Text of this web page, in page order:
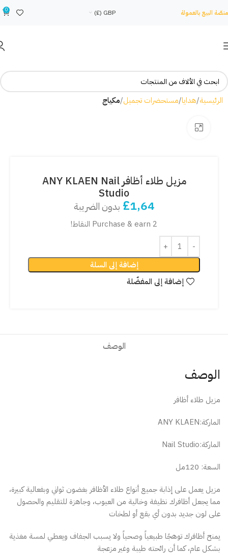
منصّة البيع بالعمولة GBP (£)
0
الرئيسية هدايا مستحضرات تجميل مكياج
مزيل طلاء أظافر ANY KLAEN Nail
Studio
£1,64 بدون الضريبة
Purchase & earn 2 النقاط!
إضافة إلى السلة
إضافة إلى المفضّلة
الوصف
الوصف
مزيل طلاء أظافر
الماركة:ANY KLAEN
الماركة:Nail Studio
السعة: 120مل
مزيل يعمل على إذابة جميع أنواع طلاء الأظافر بغضون ثواني وبفعالية كبيرة،
مما يجعل أظافرك نظيفة وخالية من العيوب، وجاهزة للتقليم والحصول
على لون جديد بدون أي بقع أو لطخات
يمنح أظافرك توهجًا طبيعياً وصحياً ولا يسبب الجفاف ويعطي لمسة مغذية
بشكل عام، كما أن رائحته طيبة وغير مزعجة